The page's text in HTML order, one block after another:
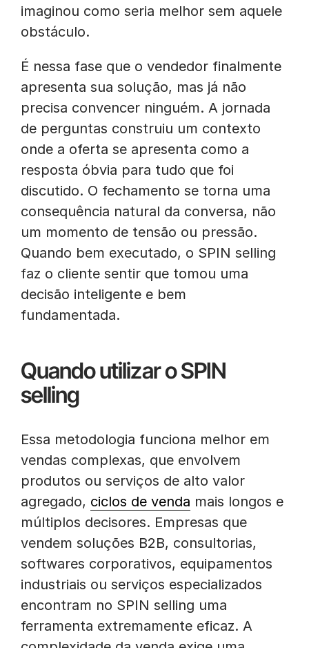
imaginou como seria melhor sem aquele
obstáculo.
É nessa fase que o vendedor finalmente
apresenta sua solução, mas já não
precisa convencer ninguém. A jornada
de perguntas construiu um contexto
onde a oferta se apresenta como a
resposta óbvia para tudo que foi
discutido. O fechamento se torna uma
consequência natural da conversa, não
um momento de tensão ou pressão.
Quando bem executado, o SPIN selling
faz o cliente sentir que tomou uma
decisão inteligente e bem
fundamentada.
Quando utilizar o SPIN
selling
Essa metodologia funciona melhor em
vendas complexas, que envolvem
produtos ou serviços de alto valor
agregado, ciclos de venda mais longos e
múltiplos decisores. Empresas que
vendem soluções B2B, consultorias,
softwares corporativos, equipamentos
industriais ou serviços especializados
encontram no SPIN selling uma
ferramenta extremamente eficaz. A